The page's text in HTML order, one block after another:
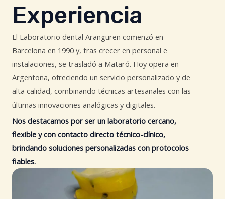
Experiencia
El Laboratorio dental Aranguren comenzó en
Barcelona en 1990 y, tras crecer en personal e
instalaciones, se trasladó a Mataró. Hoy opera en
Argentona, ofreciendo un servicio personalizado y de
alta calidad, combinando técnicas artesanales con las
últimas innovaciones analógicas y digitales.
Nos destacamos por ser un laboratorio cercano,
flexible y con contacto directo técnico-clínico,
brindando soluciones personalizadas con protocolos
fiables.